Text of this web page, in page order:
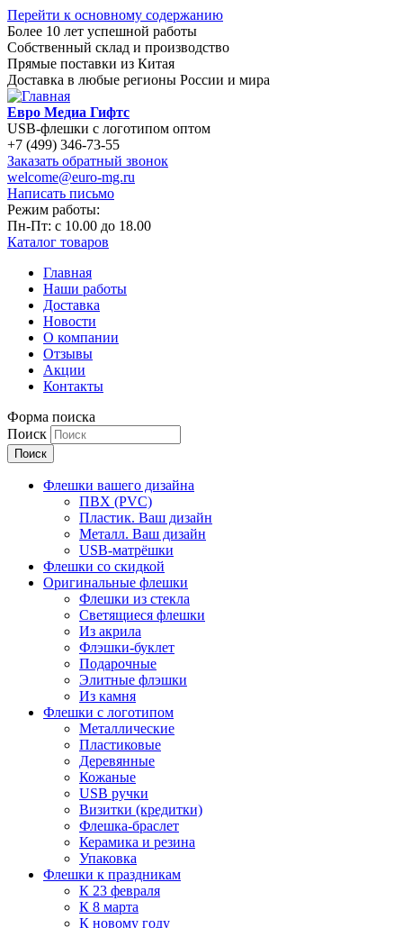
Перейти к основному содержанию
Более 10 лет успешной работы
Собственный склад и производство
Прямые поставки из Китая
Доставка в любые регионы России и мира
Евро Медиа Гифтс
USB-флешки с логотипом оптом
+7 (499) 346-73-55
Заказать обратный звонок
welcome@euro-mg.ru
Написать письмо
Режим работы:
Пн-Пт: с 10.00 до 18.00
Каталог товаров
Главная
Наши работы
Доставка
Новости
О компании
Отзывы
Акции
Контакты
Форма поиска
Поиск
Флешки вашего дизайна
ПВХ (PVC)
Пластик. Ваш дизайн
Металл. Ваш дизайн
USB-матрёшки
Флешки со скидкой
Оригинальные флешки
Флешки из стекла
Светящиеся флешки
Из акрила
Флэшки-буклет
Подарочные
Элитные флэшки
Из камня
Флешки с логотипом
Металлические
Пластиковые
Деревянные
Кожаные
USB ручки
Визитки (кредитки)
Флешка-браслет
Керамика и резина
Упаковка
Флешки к праздникам
К 23 февраля
К 8 марта
К новому году